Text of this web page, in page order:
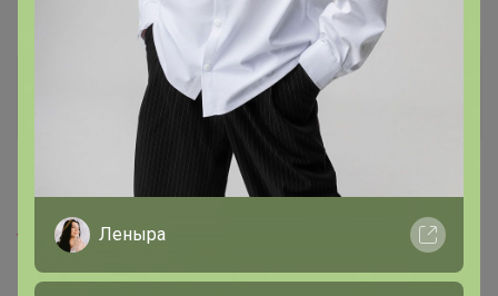
Ботаника
Серебряный организатор
5 марта, 2026 22:34
Тётка , здравствуйте. Сейчас посмотрю
Леныра